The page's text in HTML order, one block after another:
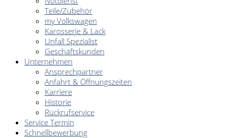
Teile/Zubehör
my Volkswagen
Karosserie & Lack
Unfall Spezialist
Geschäftskunden
Unternehmen
Ansprechpartner
Anfahrt & Öffnungszeiten
Karriere
Historie
Rückrufservice
Service Termin
Schnellbewerbung